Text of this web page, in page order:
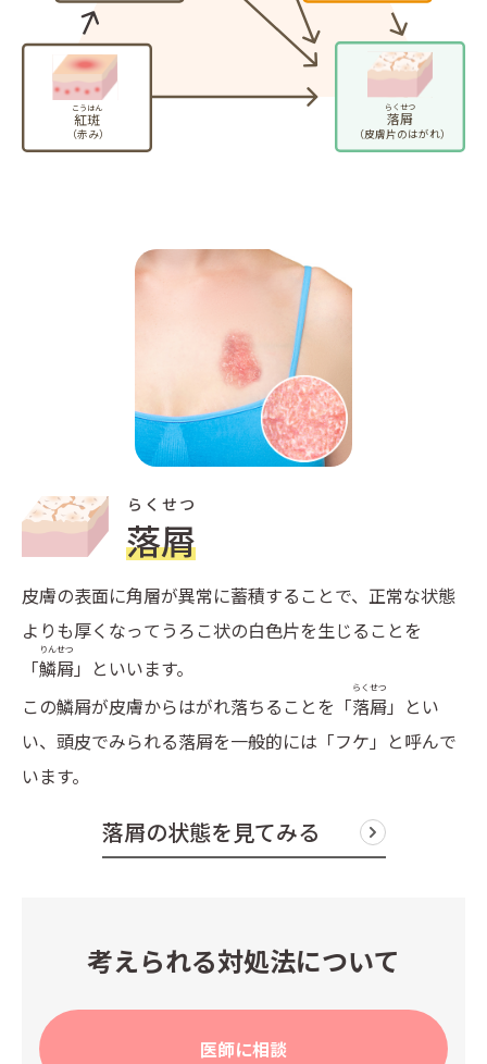
（赤み）
紅斑
こうはん
（皮膚片のはがれ）
落屑
らくせつ
落屑
らくせつ
皮膚の表面に角層が異常に蓄積することで、正常な状態
よりも厚くなってうろこ状の白色片を生じることを
「鱗屑
りんせつ
」といいます。
この鱗屑が皮膚からはがれ落ちることを「落屑
らくせつ
」とい
い、頭皮でみられる落屑を一般的には「フケ」と呼んで
います。
落屑の状態を見てみる
考えられる対処法について
医師に相談